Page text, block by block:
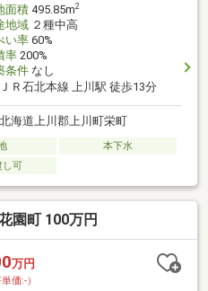
面積495.85m2
地域２種中高
い率60%
率200%
条件なし
ＪＲ石北本線 上川駅 徒歩13分
北海道上川郡上川町栄町
本下水
し可
園町 100万円
万円
単価:-）